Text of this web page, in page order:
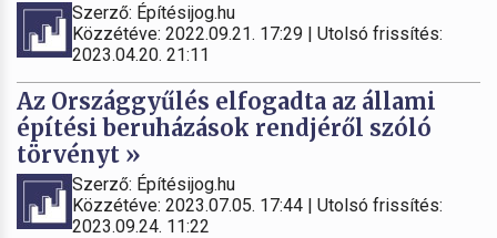
Szerző: Építésijog.hu
Közzétéve: 2022.09.21. 17:29 | Utolsó frissítés:
2023.04.20. 21:11
Az Országgyűlés elfogadta az állami
építési beruházások rendjéről szóló
törvényt »
Szerző: Építésijog.hu
Közzétéve: 2023.07.05. 17:44 | Utolsó frissítés:
2023.09.24. 11:22